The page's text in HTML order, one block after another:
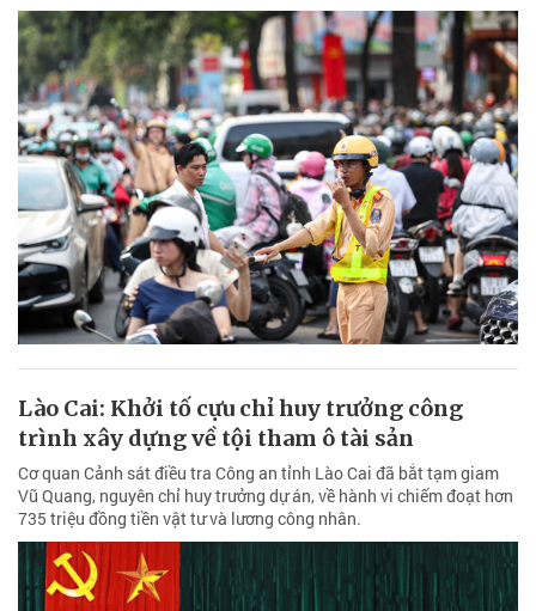
Lào Cai: Khởi tố cựu chỉ huy trưởng công
trình xây dựng về tội tham ô tài sản
Cơ quan Cảnh sát điều tra Công an tỉnh Lào Cai đã bắt tạm giam
Vũ Quang, nguyên chỉ huy trưởng dự án, về hành vi chiếm đoạt hơn
735 triệu đồng tiền vật tư và lương công nhân.